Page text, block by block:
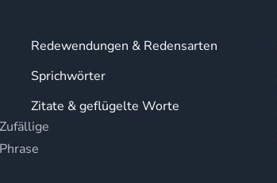
Zufällige
Phrase
Redewendungen & Redensarten
Sprichwörter
Zitate & geflügelte Worte